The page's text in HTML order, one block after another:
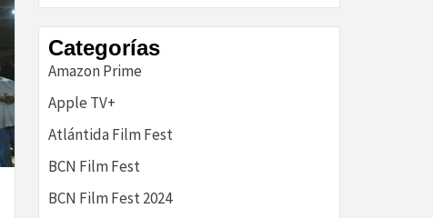
historia
Categorías
Amazon Prime
Apple TV+
Atlántida Film Fest
BCN Film Fest
BCN Film Fest 2024